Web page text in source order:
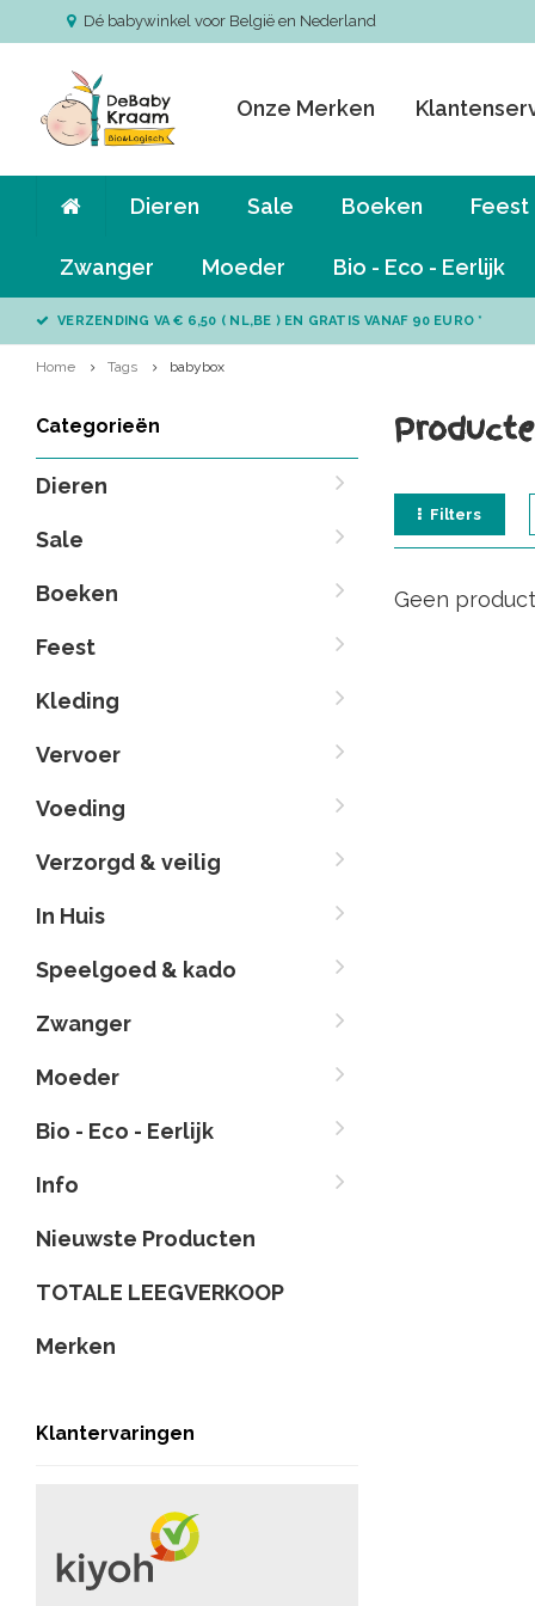
Dé babywinkel voor België en Nederland
Onze Merken
Dieren Sale Boeken Feest
Zwanger Moeder Bio - Eco - Eerlijk
VERZENDING VA € 6,50 ( NL,BE ) EN GRATIS VANAF 90 EURO *
Home Tags babybox
Categorieën
Dieren
Sale
Boeken
Feest
Kleding
Vervoer
Voeding
Verzorgd & veilig
In Huis
Speelgoed & kado
Zwanger
Moeder
Bio - Eco - Eerlijk
Info
Nieuwste Producten
TOTALE LEEGVERKOOP
Merken
Klantervaringen
Filters
Geen